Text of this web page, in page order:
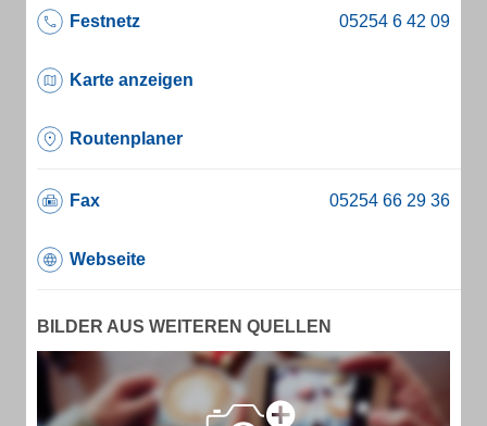
Festnetz
Karte anzeigen
Routenplaner
Fax
Webseite
BILDER AUS WEITEREN QUELLEN